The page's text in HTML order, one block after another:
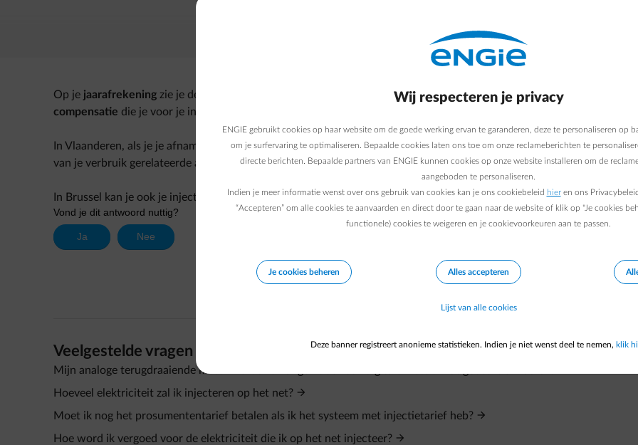
Terug naar contactpagina
Op je jaarafrekening zie je de details van de
hoeveelheid elektriciteit die je op het net hebt geïnjecteerd en de
compensatie die je voor je injectie hebt ontvangen.
In Vlaanderen, als je je afname en injectie wil bijhouden, ga dan naar dewebsite van Fluvius. En voor een
van je verbruik gerelateerde aanbetaling, kan je onzeSmart appnu raadplegen.
In Brussel kan je ook je injectie nauwlettender opvolgen door maandelijks metingen uit te voeren via je meter.
Veelgestelde vragen
Mijn analoge terugdraaiende meter wordt vervangen door een digitale meter. Wat gebeurt er nadien?
Hoeveel elektriciteit zal ik injecteren op het net?
Moet ik nog het prosumententarief betalen als ik het systeem met injectietarief heb?
Hoe word ik vergoed voor de elektriciteit die ik op het net injecteer?
Wij respecteren je privacy
ENGIE gebruikt cookies op haar website om de goede werking ervan te garanderen, deze te personaliseren op
om je surfervaring te optimaliseren. Bepaalde cookies laten ons toe om onze reclameberichten te
directe berichten. Bepaalde partners van ENGIE kunnen cookies op onze website installeren om de
aangeboden te personaliseren.
Indien je meer informatie wenst over ons gebruik van cookies kan je ons cookiebeleid hieren ons
“Accepteren” om alle cookies te aanvaarden en direct door te gaan naar de website of klik op "Je cookies
functionele) cookies te weigeren en je cookievoorkeuren aan te passen.
Je cookies beheren Alles accepteren
Lijst van alle cookies
Deze banner registreert anonieme statistieken. Indien je niet wenst deel te nemen, klik